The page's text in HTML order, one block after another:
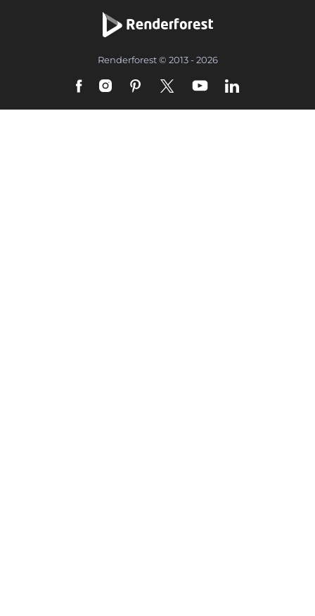
Renderforest © 2013 - 2026